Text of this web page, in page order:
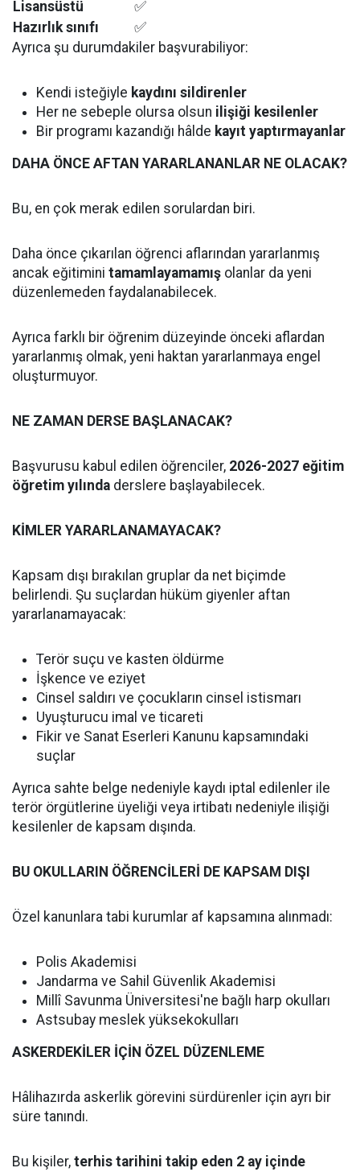
Lisansüstü
✅
Hazırlık sınıfı
✅
Ayrıca şu durumdakiler başvurabiliyor:
Kendi isteğiyle kaydını sildirenler
Her ne sebeple olursa olsun ilişiği kesilenler
Bir programı kazandığı hâlde kayıt yaptırmayanlar
DAHA ÖNCE AFTAN YARARLANANLAR NE OLACAK?
Bu, en çok merak edilen sorulardan biri.
Daha önce çıkarılan öğrenci aflarından yararlanmış
ancak eğitimini tamamlayamamış olanlar da yeni
düzenlemeden faydalanabilecek.
Ayrıca farklı bir öğrenim düzeyinde önceki aflardan
yararlanmış olmak, yeni haktan yararlanmaya engel
oluşturmuyor.
NE ZAMAN DERSE BAŞLANACAK?
Başvurusu kabul edilen öğrenciler, 2026-2027 eğitim
öğretim yılında derslere başlayabilecek.
KİMLER YARARLANAMAYACAK?
Kapsam dışı bırakılan gruplar da net biçimde
belirlendi. Şu suçlardan hüküm giyenler aftan
yararlanamayacak:
Terör suçu ve kasten öldürme
İşkence ve eziyet
Cinsel saldırı ve çocukların cinsel istismarı
Uyuşturucu imal ve ticareti
Fikir ve Sanat Eserleri Kanunu kapsamındaki
suçlar
Ayrıca sahte belge nedeniyle kaydı iptal edilenler ile
terör örgütlerine üyeliği veya irtibatı nedeniyle ilişiği
kesilenler de kapsam dışında.
BU OKULLARIN ÖĞRENCİLERİ DE KAPSAM DIŞI
Özel kanunlara tabi kurumlar af kapsamına alınmadı:
Polis Akademisi
Jandarma ve Sahil Güvenlik Akademisi
Millî Savunma Üniversitesi'ne bağlı harp okulları
Astsubay meslek yüksekokulları
ASKERDEKİLER İÇİN ÖZEL DÜZENLEME
Hâlihazırda askerlik görevini sürdürenler için ayrı bir
süre tanındı.
Bu kişiler, terhis tarihini takip eden 2 ay içinde